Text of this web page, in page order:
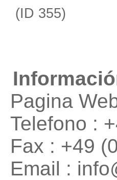
(ID 355)
Pagina
Telefono :
Fax : +49
Email :